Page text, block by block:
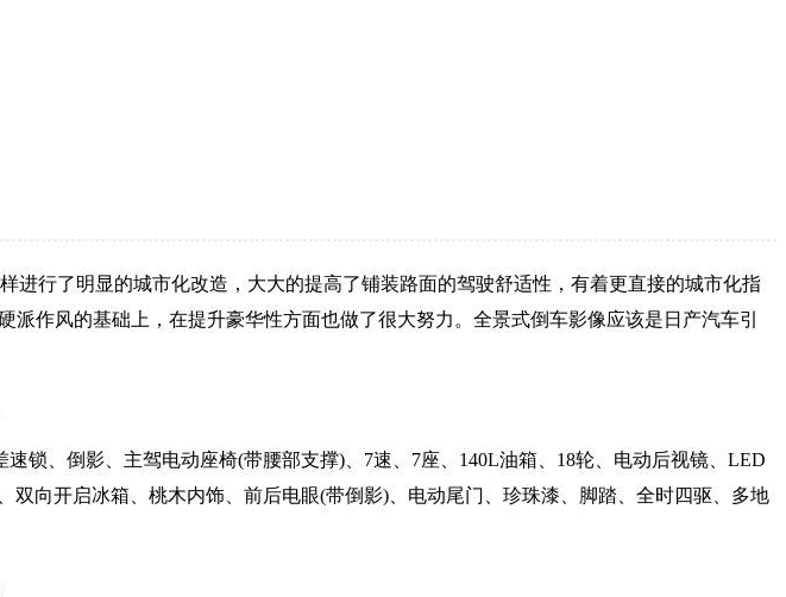
进行了明显的城市化改造，大大的提高了铺装路面的驾驶舒适性，有着更直接的城市化指
作风的基础上，在提升豪华性方面也做了很大努力。全景式倒车影像应该是日产汽车引
锁、倒影、主驾电动座椅(带腰部支撑)、7速、7座、140L油箱、18轮、电动后视镜、LED
向开启冰箱、桃木内饰、前后电眼(带倒影)、电动尾门、珍珠漆、脚踏、全时四驱、多地